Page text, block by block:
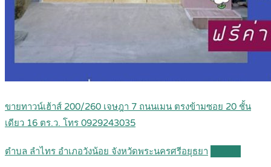
ขายทาวน์เฮ้าส์ 200/260 เจษฎา 7 ถนนเมน ตรงข้ามซอย 20 ชั้น
เดียว 16 ตร.ว. โทร 0929243035
ตำบล ลำไทร อำเภอวังน้อย จังหวัดพระนครศรีอยุธยา